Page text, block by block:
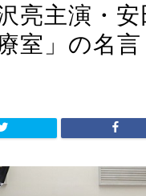
沢亮主演・
室」の名